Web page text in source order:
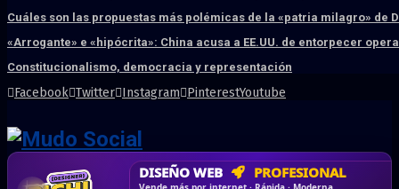
Cuáles son las propuestas más polémicas de la «patria milagro» de
«Arrogante» e «hipócrita»: China acusa a EE.UU. de entorpecer
Constitucionalismo, democracia y representación
Facebook Twitter Instagram PinterestYoutube
HOSTING SSD SÚPER RÁPIDO
DISEÑO WEB PROFESIONAL
CRM & DASHBOARD A MEDIDA
CORREO CORPORATIVO